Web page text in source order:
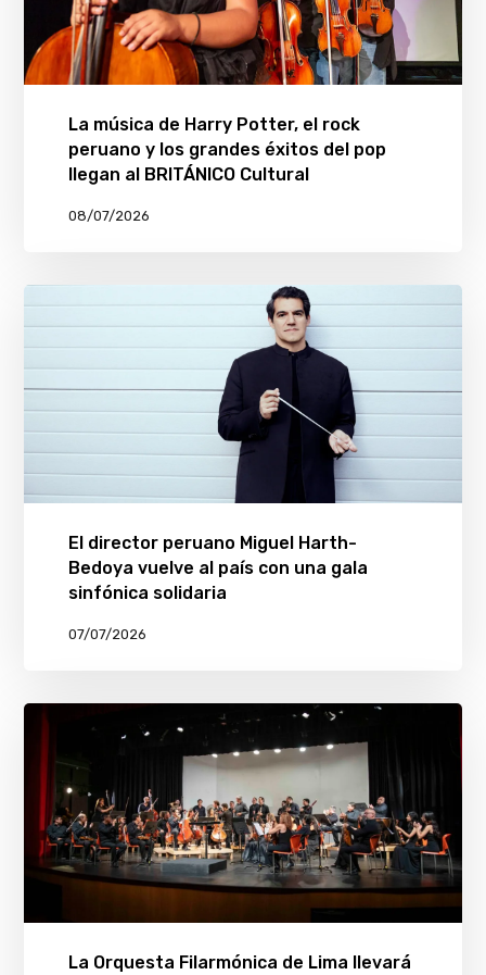
La música de Harry Potter, el rock
peruano y los grandes éxitos del pop
llegan al BRITÁNICO Cultural
08/07/2026
El director peruano Miguel Harth-
Bedoya vuelve al país con una gala
sinfónica solidaria
07/07/2026
La Orquesta Filarmónica de Lima llevará